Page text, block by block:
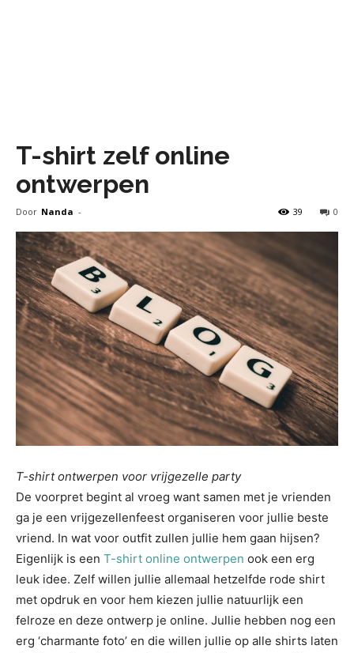
T-shirt zelf online
ontwerpen
Door Nanda - 0
39
T-shirt ontwerpen voor vrijgezelle party
De voorpret begint al vroeg want samen met je vrienden
ga je een vrijgezellenfeest organiseren voor jullie beste
vriend. In wat voor outfit zullen jullie hem gaan hijsen?
Eigenlijk is een T-shirt online ontwerpen ook een erg
leuk idee. Zelf willen jullie allemaal hetzelfde rode shirt
met opdruk en voor hem kiezen jullie natuurlijk een
felroze en deze ontwerp je online. Jullie hebben nog een
erg ‘charmante foto’ en die willen jullie op alle shirts laten